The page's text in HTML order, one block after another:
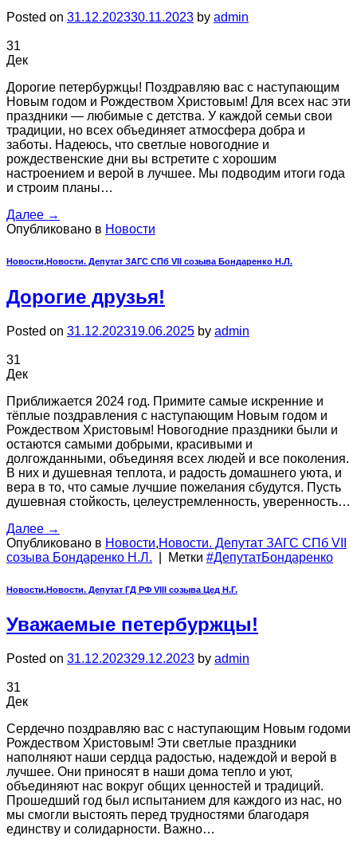
Posted on 31.12.202330.11.2023 by admin
31
Дек
Дорогие петербуржцы! Поздравляю вас с наступающим
Новым годом и Рождеством Христовым! Для всех нас эти
праздники ― любимые с детства. У каждой семьи свои
традиции, но всех объединяет атмосфера добра и
заботы. Надеюсь, что светлые новогодние и
рождественские дни вы встретите с хорошим
настроением и верой в лучшее. Мы подводим итоги года
и строим планы…
Далее →
Опубликовано в Новости
Новости,Новости. Депутат ЗАГС СПб VII созыва Бондаренко Н.Л.
Дорогие друзья!
Posted on 31.12.202319.06.2025 by admin
31
Дек
Приближается 2024 год. Примите самые искренние и
тёплые поздравления с наступающим Новым годом и
Рождеством Христовым! Новогодние праздники были и
остаются самыми добрыми, красивыми и
долгожданными, объединяя всех людей и все поколения.
В них и душевная теплота, и радость домашнего уюта, и
вера в то, что самые лучшие пожелания сбудутся. Пусть
душевная стойкость, целеустремленность, уверенность…
Далее →
Опубликовано в Новости,Новости. Депутат ЗАГС СПб VII
созыва Бондаренко Н.Л.
Метки #ДепутатБондаренко
Новости,Новости. Депутат ГД РФ VIII созыва Цед Н.Г.
Уважаемые петербуржцы!
Posted on 31.12.202329.12.2023 by admin
31
Дек
Сердечно поздравляю вас с наступающим Новым годоми
Рождеством Христовым! Эти светлые праздники
наполняют наши сердца радостью, надеждой и верой в
лучшее. Они приносят в наши дома тепло и уют,
объединяют нас вокруг общих ценностей и традиций.
Прошедший год был испытанием для каждого из нас, но
мы смогли выстоять перед трудностями благодаря
единству и солидарности. Важно…